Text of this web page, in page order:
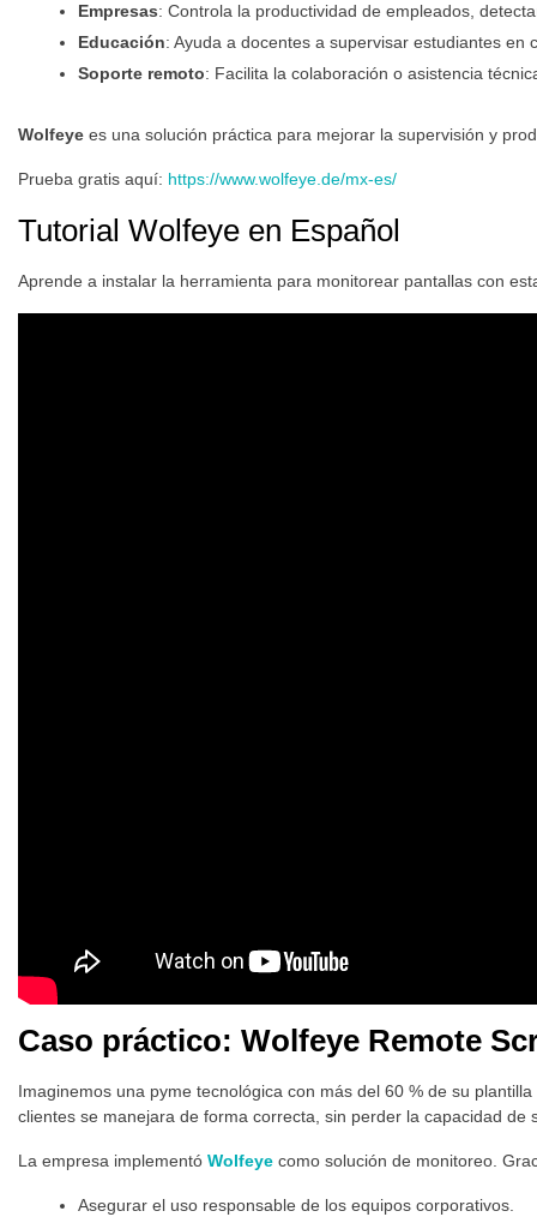
Empresas: Controla la productividad de empleados,
Educación: Ayuda a docentes a supervisar estudiantes en
Soporte remoto: Facilita la colaboración o asistencia
Wolfeye es una solución práctica para mejorar la supervisión y
Prueba gratis aquí: https://www.wolfeye.de/mx-es/
Tutorial Wolfeye en Español
Aprende a instalar la herramienta para monitorear pantallas con
Caso práctico: Wolfeye Remote
Imaginemos una pyme tecnológica con más del 60 % de su
clientes se manejara de forma correcta, sin perder la capacidad de
La empresa implementó Wolfeye como solución de monitoreo.
Asegurar el uso responsable de los equipos corporativos.